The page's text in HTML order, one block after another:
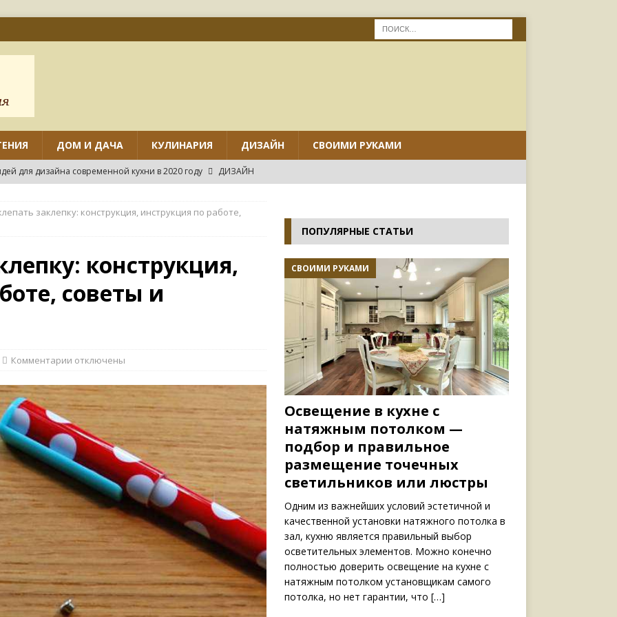
ДОМ И ДАЧА КУЛИНАРИЯ ДИЗАЙН СВОИМИ РУКАМИ
для дизайна современной кухни в 2020 году
ДИЗАЙН
идей дизайна маленькой кухни
заклепку: конструкция, инструкция по работе,
конструкция,
советы и
Комментарии отключены
ПОПУЛЯРНЫЕ СТАТЬИ
СВОИМИ РУКАМИ
Освещение в кухне с
натяжным потолком —
подбор и правильное
размещение точечных
светильников или люстры
Одним из важнейших условий эстетичной и
качественной установки натяжного потолка в
зал, кухню является правильный выбор
осветительных элементов. Можно конечно
полностью доверить освещение на кухне с
натяжным потолком установщикам самого
потолка, но нет гарантии, что […]